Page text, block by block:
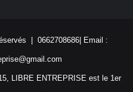
| 0662708686| Email :
LIBRE ENTREPRISE est le 1er